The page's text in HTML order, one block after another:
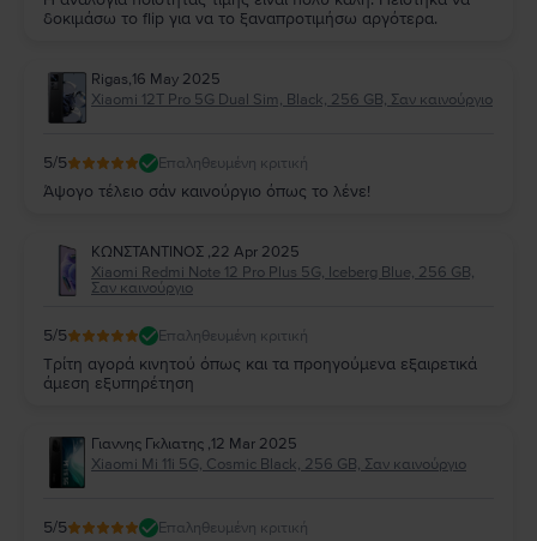
δοκιμάσω το flip για να το ξαναπροτιμήσω αργότερα.
Rigas,16 May 2025
Xiaomi 12T Pro 5G Dual Sim, Black, 256 GB, Σαν καινούργιο
5/5 Επαληθευμένη κριτική
Άψογο τέλειο σάν καινούργιο όπως το λένε!
ΚΩΝΣΤΑΝΤΙΝΟΣ ,22 Apr 2025
Xiaomi Redmi Note 12 Pro Plus 5G, Iceberg Blue, 256 GB,
Σαν καινούργιο
5/5 Επαληθευμένη κριτική
Τρίτη αγορά κινητού όπως και τα προηγούμενα εξαιρετικά
άμεση εξυπηρέτηση
Γιαννης Γκλιατης ,12 Mar 2025
Xiaomi Mi 11i 5G, Cosmic Black, 256 GB, Σαν καινούργιο
5/5 Επαληθευμένη κριτική